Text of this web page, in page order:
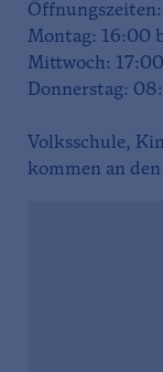
Öffnungszeiten:
Montag: 16:00
Mittwoch:
Donnerstag:
Volksschule,
kommen an